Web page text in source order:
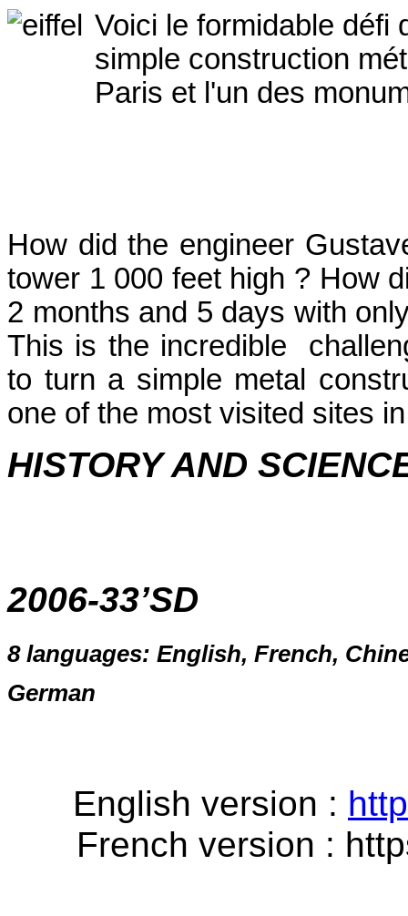
Voici le formidable défi
simple construction
Paris et l'un des
How did the engineer
tower 1 000 feet high ? How
2 months and 5 days with
This is the incredible
to turn a simple metal
one of the most visited sites
HISTORY AND
2006-33’SD
8 languages: English, French,
German
English version :
French version :